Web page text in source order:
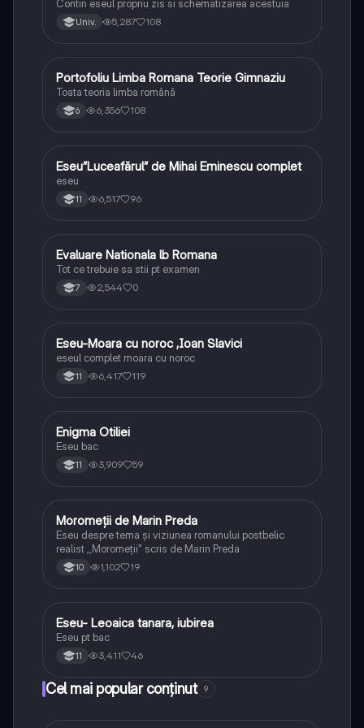
Contin eseul propriu zis si schematizarea acestuia
Univ. 5,287 108
Limba și literatura română
Portofoliu Limba Romana Teorie Gimnaziu
Toata teoria limba română
6 6,356 108
Limba și literatura română
Eseu”Luceafărul” de Mihai Eminescu complet
eseu
11 6,517 96
Limba și literatura română
Evaluare Nationala lb Romana
Tot ce trebuie sa stii pt examen
7 2,544 0
Limba și literatura română
Eseu-Moara cu noroc ,Ioan Slavici
eseul complet moara cu noroc
11 6,417 119
Limba și literatura română
Enigma Otiliei
Eseu bac
11 3,909 59
Limba și literatura română
Moromeții de Marin Preda
Eseu despre tema și viziunea romanului postbelic
realist ,,Moromeții" scris de Marin Preda
10 1,102 19
Limba și literatura română
Eseu- Leoaica tanara, iubirea
Eseu pt bac
11 3,411 46
Cel mai popular conținut 9